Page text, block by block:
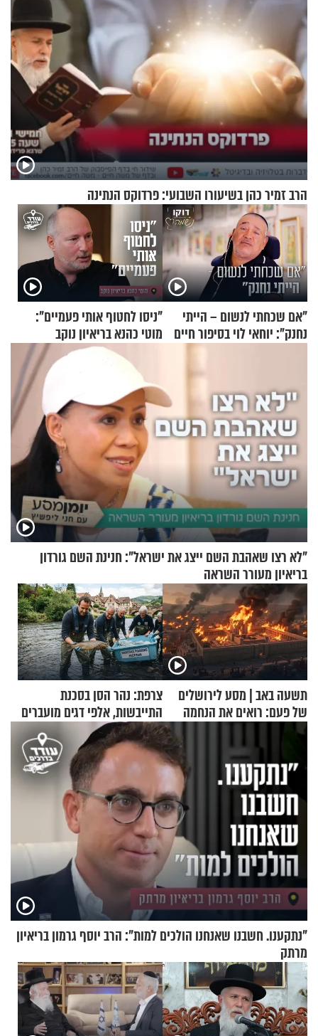
הרב זמיר כהן בשיעורו השבועי: פרדוקס הנתינה
"אם שכחתי לנשום – הייתי
נחנק": יוחאי לוי בסיפור חיים
"ניסו לחטוף אותי פעמיים":
מוטי כהנא בריאיון נוקב
"לא רצו שאהבת השם ייצג את ישראל": חנינת השם גורדון
בריאיון מעורר השראה
תשעה באב | מסע לירושלים
של פעם: רואים את הנחמה
צרפת: נהר הסן בסכנת
התייבשות, אלפי דגים מועברים
במבצעי חילוץ
"נתקענו. חשבנו שאנחנו הולכים למות": הרב יוסף גרמון בריאיון
מרתק